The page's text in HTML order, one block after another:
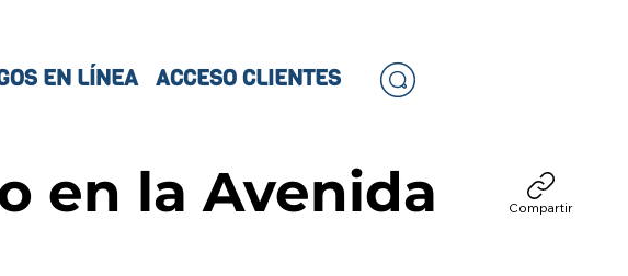
EN LÍNEA ACCESO CLIENTES
en la Avenida
Compartir